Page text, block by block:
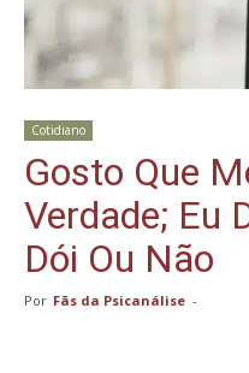
Cotidiano
Gosto Que
Verdade; Eu
Dói Ou Não
Por Fãs da Psicanálise -